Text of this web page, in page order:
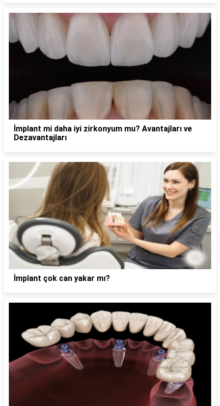
İmplant mi daha iyi zirkonyum mu? Avantajları ve
Dezavantajları
İmplant çok can yakar mı?